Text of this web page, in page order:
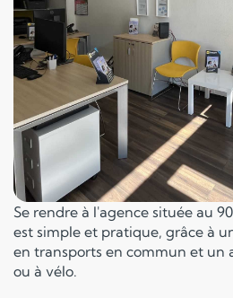
Se rendre à l'agence située au
est simple et pratique, grâce à
en transports en commun et un
ou à vélo.